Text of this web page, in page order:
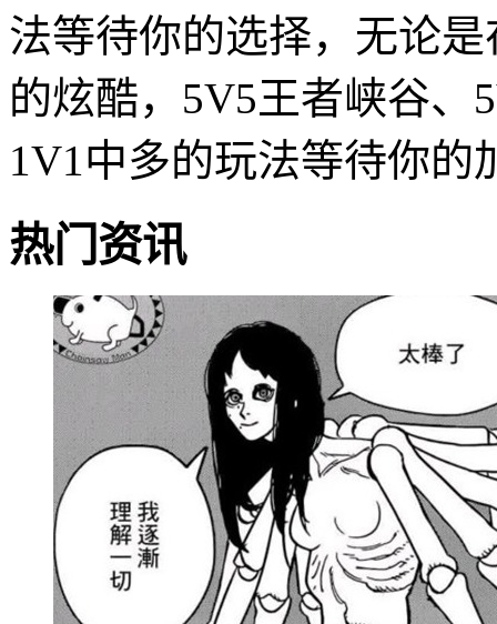
法等待你的选择，无论
的炫酷，5V5王者峡谷、
1V1中多的玩法等待你的
热门资讯